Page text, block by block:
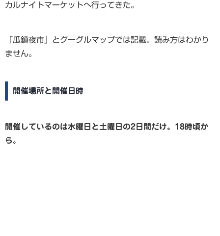
カルナイトマーケットへ行ってきた。
「瓜鎮夜市」とグーグルマップでは記載。読み方はわかり
ません。
開催場所と開催日時
開催しているのは水曜日と土曜日の2日間だけ。18時頃か
ら。